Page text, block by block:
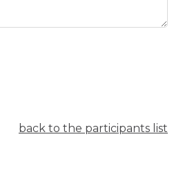
back to the participants list